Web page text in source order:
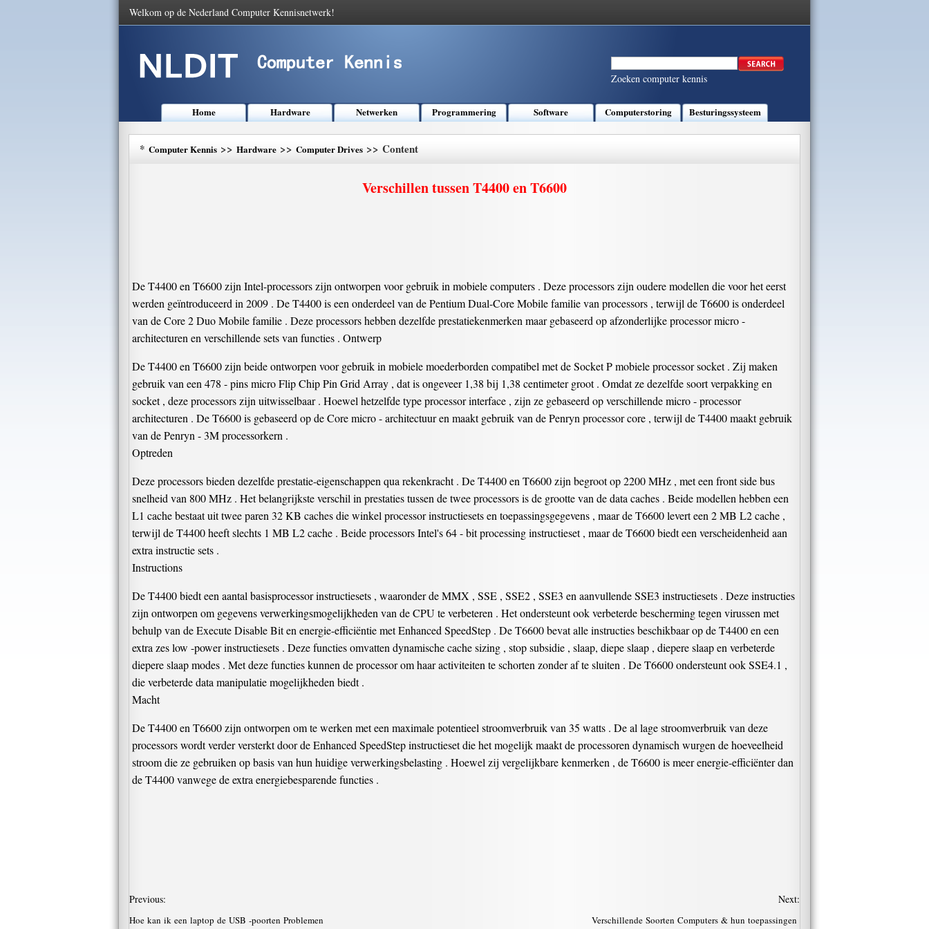
Welkom op de Nederland Computer Kennisnetwerk!
Zoeken computer kennis
Home Hardware Netwerken Programmering Software Computerstoring Besturingssysteem
* Computer Kennis >> Hardware >> Computer Drives >> Content
Verschillen tussen T4400 en T6600
De T4400 en T6600 zijn Intel-processors zijn ontworpen voor gebruik in mobiele computers . Deze processors zijn oudere modellen die voor het eerst
werden geïntroduceerd in 2009 . De T4400 is een onderdeel van de Pentium Dual-Core Mobile familie van processors , terwijl de T6600 is onderdeel
van de Core 2 Duo Mobile familie . Deze processors hebben dezelfde prestatiekenmerken maar gebaseerd op afzonderlijke processor micro -
architecturen en verschillende sets van functies . Ontwerp
De T4400 en T6600 zijn beide ontworpen voor gebruik in mobiele moederborden compatibel met de Socket P mobiele processor socket . Zij maken
gebruik van een 478 - pins micro Flip Chip Pin Grid Array , dat is ongeveer 1,38 bij 1,38 centimeter groot . Omdat ze dezelfde soort verpakking en
socket , deze processors zijn uitwisselbaar . Hoewel hetzelfde type processor interface , zijn ze gebaseerd op verschillende micro - processor
architecturen . De T6600 is gebaseerd op de Core micro - architectuur en maakt gebruik van de Penryn processor core , terwijl de T4400 maakt gebruik
van de Penryn - 3M processorkern .
Optreden
Deze processors bieden dezelfde prestatie-eigenschappen qua rekenkracht . De T4400 en T6600 zijn begroot op 2200 MHz , met een front side bus
snelheid van 800 MHz . Het belangrijkste verschil in prestaties tussen de twee processors is de grootte van de data caches . Beide modellen hebben een
L1 cache bestaat uit twee paren 32 KB caches die winkel processor instructiesets en toepassingsgegevens , maar de T6600 levert een 2 MB L2 cache ,
terwijl de T4400 heeft slechts 1 MB L2 cache . Beide processors Intel's 64 - bit processing instructieset , maar de T6600 biedt een verscheidenheid aan
extra instructie sets .
Instructions
De T4400 biedt een aantal basisprocessor instructiesets , waaronder de MMX , SSE , SSE2 , SSE3 en aanvullende SSE3 instructiesets . Deze instructies
zijn ontworpen om gegevens verwerkingsmogelijkheden van de CPU te verbeteren . Het ondersteunt ook verbeterde bescherming tegen virussen met
behulp van de Execute Disable Bit en energie-efficiëntie met Enhanced SpeedStep . De T6600 bevat alle instructies beschikbaar op de T4400 en een
extra zes low -power instructiesets . Deze functies omvatten dynamische cache sizing , stop subsidie ​​, slaap, diepe slaap , diepere slaap en verbeterde
diepere slaap modes . Met deze functies kunnen de processor om haar activiteiten te schorten zonder af te sluiten . De T6600 ondersteunt ook SSE4.1 ,
die verbeterde data manipulatie mogelijkheden biedt .
Macht
De T4400 en T6600 zijn ontworpen om te werken met een maximale potentieel stroomverbruik van 35 watts . De al lage stroomverbruik van deze
processors wordt verder versterkt door de Enhanced SpeedStep instructieset die het mogelijk maakt de processoren dynamisch wurgen de hoeveelheid
stroom die ze gebruiken op basis van hun huidige verwerkingsbelasting . Hoewel zij vergelijkbare kenmerken , de T6600 is meer energie-efficiënter dan
de T4400 vanwege de extra energiebesparende functies .
Previous:
Hoe kan ik een laptop de USB -poorten Problemen
Next:
Verschillende Soorten Computers & hun toepassingen